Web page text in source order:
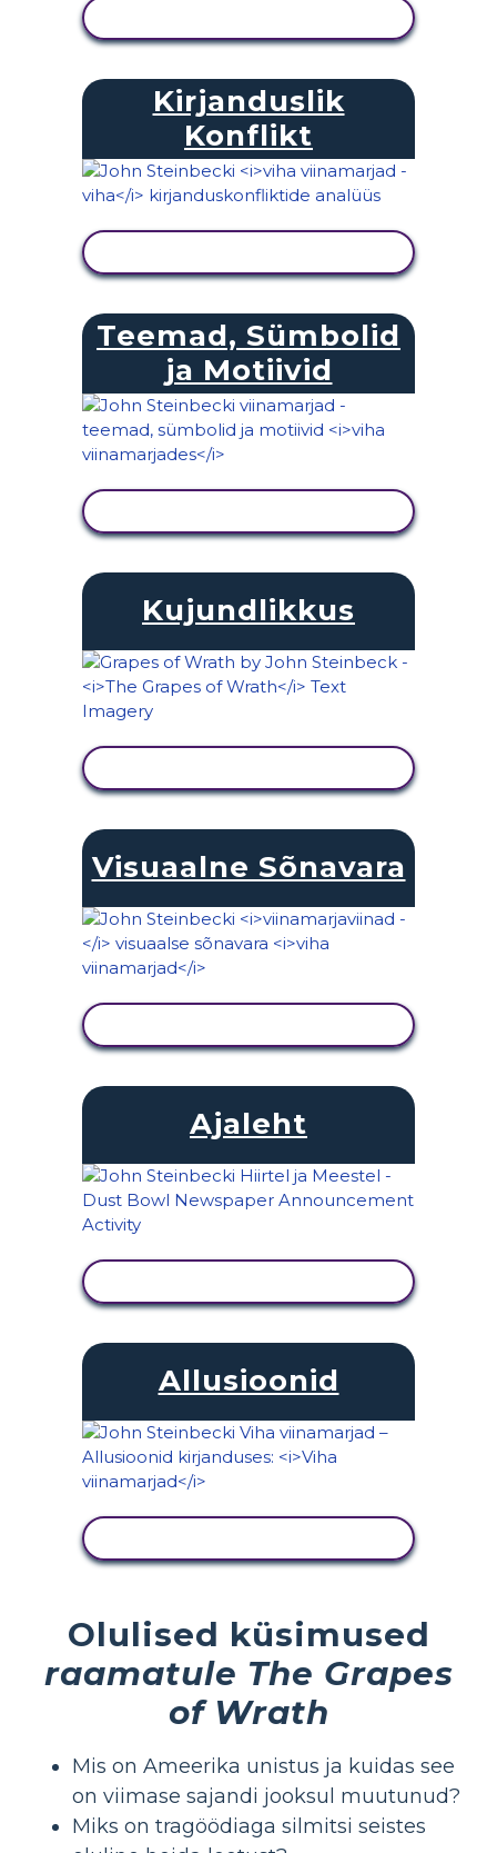
Kirjanduslik
Konflikt
Teemad, Sümbolid
ja Motiivid
Kujundlikkus
Visuaalne Sõnavara
Ajaleht
Allusioonid
Olulised küsimused
raamatule The Grapes
of Wrath
Mis on Ameerika unistus ja kuidas see
on viimase sajandi jooksul muutunud?
Miks on tragöödiaga silmitsi seistes